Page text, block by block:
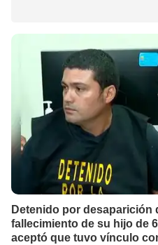
Detenido por desaparición
fallecimiento de su hijo de
aceptó que tuvo vínculo